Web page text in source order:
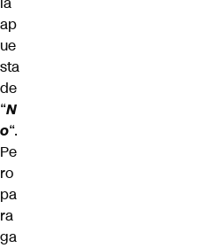
ap
ue
sta
de
“N
o“.
Pe
ro
pa
ra
ga